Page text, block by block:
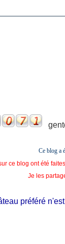
Ce blog a
ce blog ont été
Je les
préféré n'est